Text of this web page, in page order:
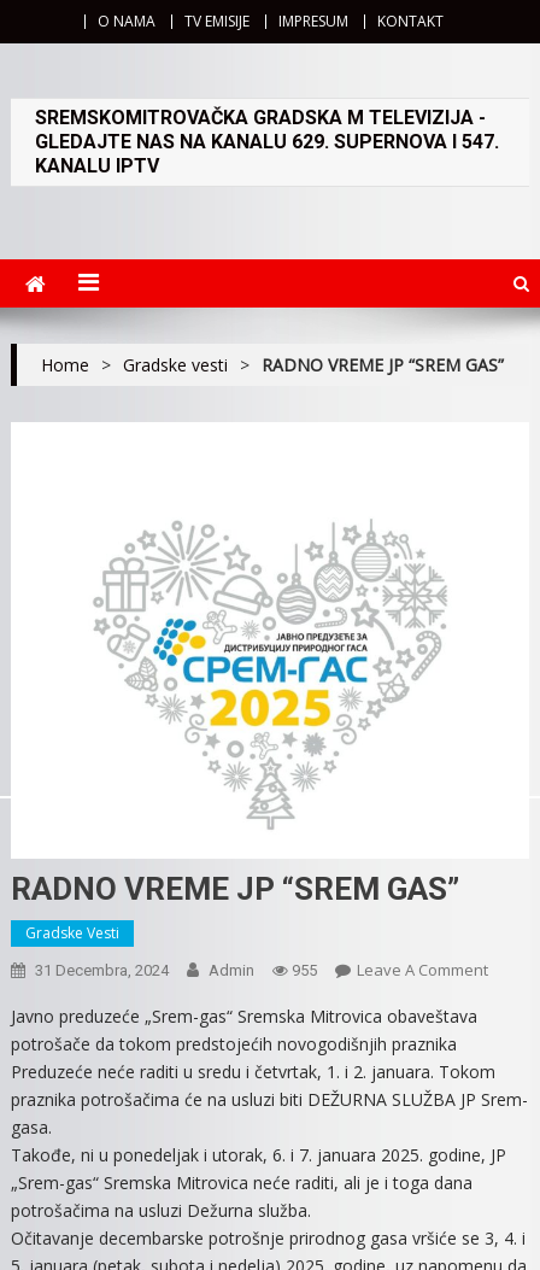
O NAMA TV EMISIJE IMPRESUM KONTAKT
SREMSKOMITROVAČKA GRADSKA M TELEVIZIJA -
GLEDAJTE NAS NA KANALU 629. SUPERNOVA I 547.
KANALU IPTV
Home > Gradske vesti > RADNO VREME JP “SREM GAS”
RADNO VREME JP “SREM GAS”
Gradske Vesti
31 Decembra, 2024 Admin 955 Leave A CommentOn
“SREM
GAS”
Javno preduzeće „Srem-gas“ Sremska Mitrovica obaveštava
potrošače da tokom predstojećih novogodišnjih praznika
Preduzeće neće raditi u sredu i četvrtak, 1. i 2. januara. Tokom
praznika potrošačima će na usluzi biti DEŽURNA SLUŽBA JP Srem-
gasa.
Takođe, ni u ponedeljak i utorak, 6. i 7. januara 2025. godine, JP
„Srem-gas“ Sremska Mitrovica neće raditi, ali je i toga dana
potrošačima na usluzi Dežurna služba.
Očitavanje decembarske potrošnje prirodnog gasa vršiće se 3, 4. i
5. januara (petak, subota i nedelja) 2025. godine, uz napomenu da